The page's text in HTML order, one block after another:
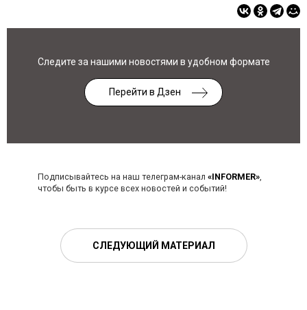
Следите за нашими новостями в удобном формате
Перейти в Дзен
Подписывайтесь на наш телеграм-канал «INFORMER»,
чтобы быть в курсе всех новостей и событий!
СЛЕДУЮЩИЙ МАТЕРИАЛ